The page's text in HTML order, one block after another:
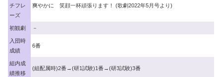
チフレ
ーズ
爽やかに 笑顔一杯頑張ります！ (歌劇2022年5月号より)
初観劇 －
入団時
成績
6番
組内成
績推移
(組配属時)2番→(研1試験)1番→(研3試験)3番